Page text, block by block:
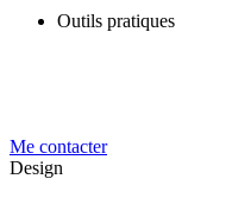
Outils pratiques
Me contacter
Design